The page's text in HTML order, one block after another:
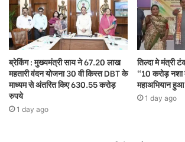
ब्रेकिंग : मुख्यमंत्री साय ने 67.20 लाख
महतारी वंदन योजना 30 वी किस्त DBT के
माध्यम से अंतरित किए 630.55 करोड़
रुपये
1 day ago
तिल्दा मे मंत्री
“10 करोड़ नशा
महाअभियान
1 day ago